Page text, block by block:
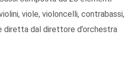
viole, violoncelli, contrabassi,
diretta dal direttore d’orchestra